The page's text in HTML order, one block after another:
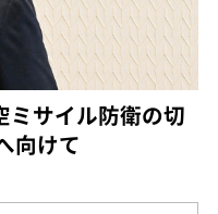
ミサイル防衛の切
向けて